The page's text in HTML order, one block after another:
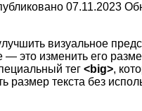
07.11.2023
визуальное
— это изменить его
тег <big>,
размер текста без